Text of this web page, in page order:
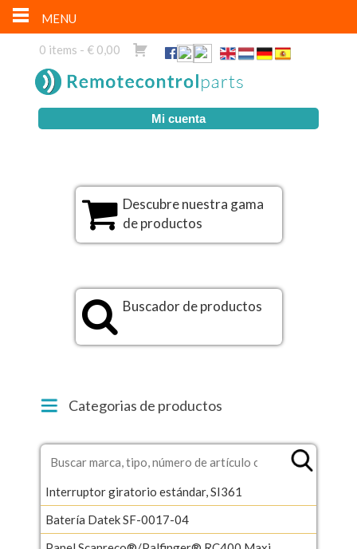
0 items - € 0,00
Mi cuenta
Descubre nuestra gama
de productos
Buscador de productos
Categorias de productos
Interruptor giratorio estándar, SI361
Batería Datek SF-0017-04
MENU